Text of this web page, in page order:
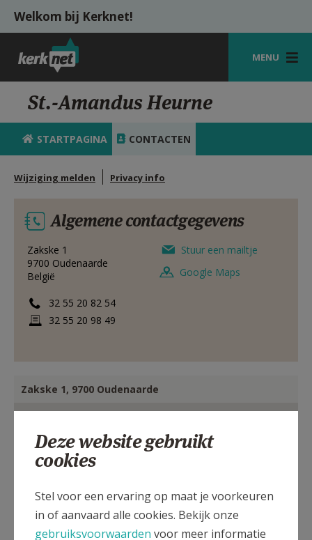
Overslaan en naar de inhoud gaan
Welkom bij Kerknet!
MENU
STARTPAGINA
KERK
VIERINGEN
SHOP
ZOEKEN
HULP
MIJN PAROCHIE
AANMELDEN OF REGISTREREN
St.-Amandus Heurne
STARTPAGINA CONTACTEN
Wijziging melden Privacy info
Algemene contactgegevens
Zakske 1
9700 Oudenaarde
België
32 55 20 82 54
32 55 20 98 49
Stuur een mailtje
Google Maps
Zakske 1, 9700 Oudenaarde
Deze website gebruikt
cookies
Stel voor een ervaring op maat je voorkeuren
in of aanvaard alle cookies. Bekijk onze
gebruiksvoorwaarden voor meer informatie